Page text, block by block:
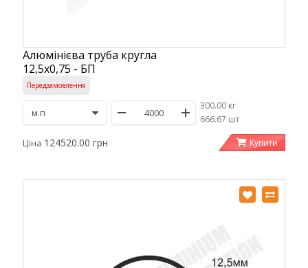
Алюмінієва труба кругла
12,5х0,75 - БП
Передзамовлення
300.00 кг
/666.67 шт
Ціна 124520.00 грн Купити